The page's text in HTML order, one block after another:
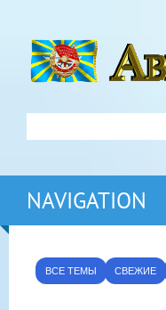
NAVIGATION
ВСЕ ТЕМЫ СВЕЖИЕ